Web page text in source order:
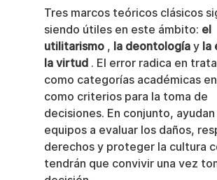
Tres marcos teóricos clásicos
siendo útiles en este ámbito: el
utilitarismo , la deontología y la
la virtud . El error radica en
como categorías académicas
como criterios para la toma de
decisiones. En conjunto, ayudan
equipos a evaluar los daños,
derechos y proteger la cultura
tendrán que convivir una vez